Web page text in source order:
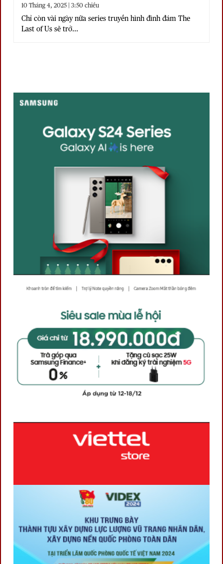
10 Tháng 4, 2025 | 3:50 chiều
Chỉ còn vài ngày nữa series truyền hình đình đám The
Last of Us sẽ trở...